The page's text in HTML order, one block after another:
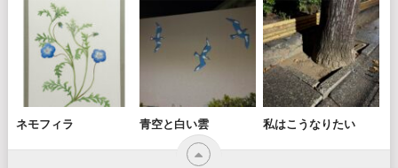
ネモフィラ 青空と白い雲 私はこうなりたい